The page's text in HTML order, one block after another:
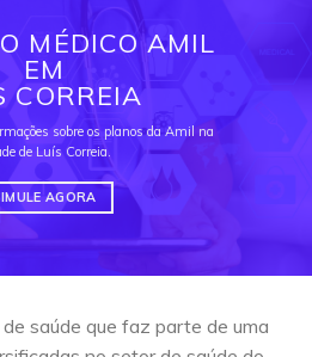
MÉDICO AMIL
EM
CORREIA
sobre os planos da Amil na
de Luís Correia.
AGORA
saúde que faz parte de uma